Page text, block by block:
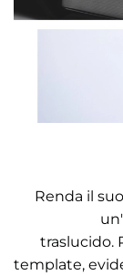
Renda il
traslucido.
template,